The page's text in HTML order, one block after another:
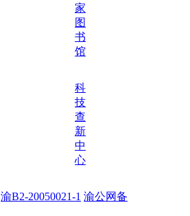
家
图
书
馆
科
技
查
新
中
心
渝B2-20050021-1 渝公网备